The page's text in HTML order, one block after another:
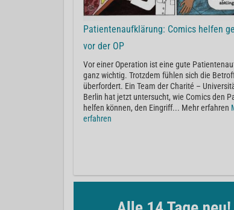
Patientenaufklärung: Comics helfen
vor der OP
Vor einer Operation ist eine gute
ganz wichtig. Trotzdem fühlen sich die
überfordert. Ein Team der Charité –
Berlin hat jetzt untersucht, wie Comics den
helfen können, den Eingriff... Mehr erfahren
erfahren